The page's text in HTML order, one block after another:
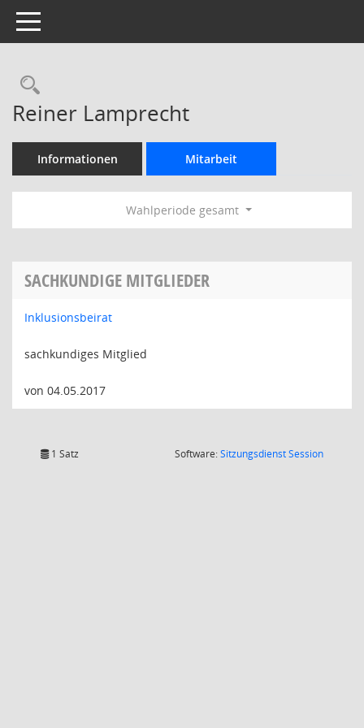
Toggle navigation
Rechercheauswahl
Reiner Lamprecht
Informationen Mitarbeit
Wahlperiode gesamt
SACHKUNDIGE MITGLIEDER
Inklusionsbeirat
sachkundiges Mitglied
von 04.05.2017
1 Satz Software:SitzungsdienstSession(Wird in